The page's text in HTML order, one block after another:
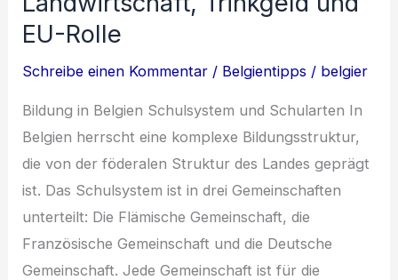
EU-Rolle
Schreibe einen Kommentar / Belgientipps / belgier
Bildung in Belgien Schulsystem und Schularten In
Belgien herrscht eine komplexe Bildungsstruktur,
die von der föderalen Struktur des Landes geprägt
ist. Das Schulsystem ist in drei Gemeinschaften
unterteilt: Die Flämische Gemeinschaft, die
Französische Gemeinschaft und die Deutsche
Gemeinschaft. Jede Gemeinschaft ist für die